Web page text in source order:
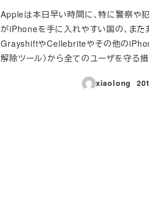
Appleは本日早い時間に、特に警察や
がiPhoneを手に入れやすい国の、また
GrayshiftやCellebriteやその他の
解除ツール）から全てのユーザを守る
xiaolong
投